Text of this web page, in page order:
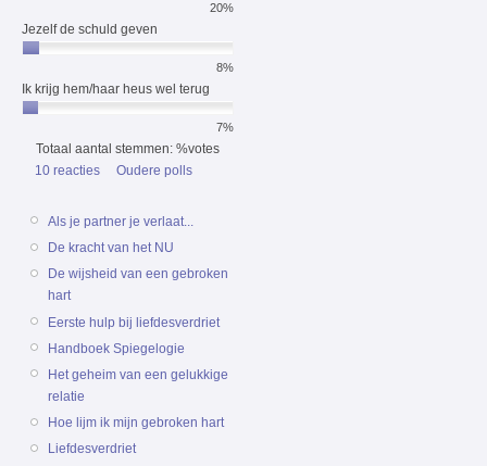
20%
Jezelf de schuld geven
8%
Ik krijg hem/haar heus wel terug
7%
Totaal aantal stemmen: %votes
10 reacties
Oudere polls
Als je partner je verlaat...
De kracht van het NU
De wijsheid van een gebroken
hart
Eerste hulp bij liefdesverdriet
Handboek Spiegelogie
Het geheim van een gelukkige
relatie
Hoe lijm ik mijn gebroken hart
Liefdesverdriet